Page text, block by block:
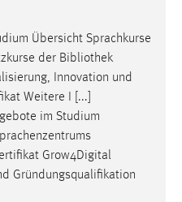
Übersicht Sprachkurse
der Bibliothek
Innovation und
Weitere I [...]
im Studium
Grow4Digital
Gründungsqualifikation